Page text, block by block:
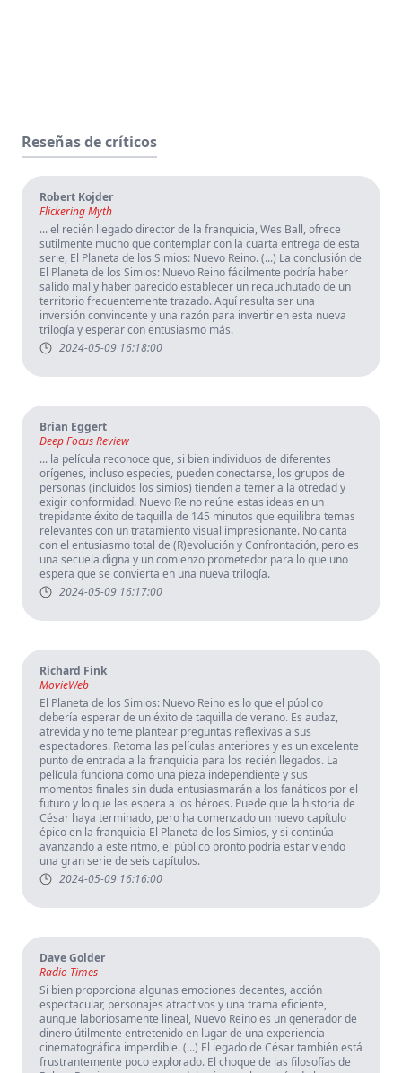
Reseñas de críticos
Robert Kojder
Flickering Myth
... el recién llegado director de la franquicia, Wes Ball, ofrece
sutilmente mucho que contemplar con la cuarta entrega de esta
serie, El Planeta de los Simios: Nuevo Reino. (...) La conclusión de
El Planeta de los Simios: Nuevo Reino fácilmente podría haber
salido mal y haber parecido establecer un recauchutado de un
territorio frecuentemente trazado. Aquí resulta ser una
inversión convincente y una razón para invertir en esta nueva
trilogía y esperar con entusiasmo más.
2024-05-09 16:18:00
Brian Eggert
Deep Focus Review
... la película reconoce que, si bien individuos de diferentes
orígenes, incluso especies, pueden conectarse, los grupos de
personas (incluidos los simios) tienden a temer a la otredad y
exigir conformidad. Nuevo Reino reúne estas ideas en un
trepidante éxito de taquilla de 145 minutos que equilibra temas
relevantes con un tratamiento visual impresionante. No canta
con el entusiasmo total de (R)evolución y Confrontación, pero es
una secuela digna y un comienzo prometedor para lo que uno
espera que se convierta en una nueva trilogía.
2024-05-09 16:17:00
Richard Fink
MovieWeb
El Planeta de los Simios: Nuevo Reino es lo que el público
debería esperar de un éxito de taquilla de verano. Es audaz,
atrevida y no teme plantear preguntas reflexivas a sus
espectadores. Retoma las películas anteriores y es un excelente
punto de entrada a la franquicia para los recién llegados. La
película funciona como una pieza independiente y sus
momentos finales sin duda entusiasmarán a los fanáticos por el
futuro y lo que les espera a los héroes. Puede que la historia de
César haya terminado, pero ha comenzado un nuevo capítulo
épico en la franquicia El Planeta de los Simios, y si continúa
avanzando a este ritmo, el público pronto podría estar viendo
una gran serie de seis capítulos.
2024-05-09 16:16:00
Dave Golder
Radio Times
Si bien proporciona algunas emociones decentes, acción
espectacular, personajes atractivos y una trama eficiente,
aunque laboriosamente lineal, Nuevo Reino es un generador de
dinero útilmente entretenido en lugar de una experiencia
cinematográfica imperdible. (...) El legado de César también está
frustrantemente poco explorado. El choque de las filosofías de